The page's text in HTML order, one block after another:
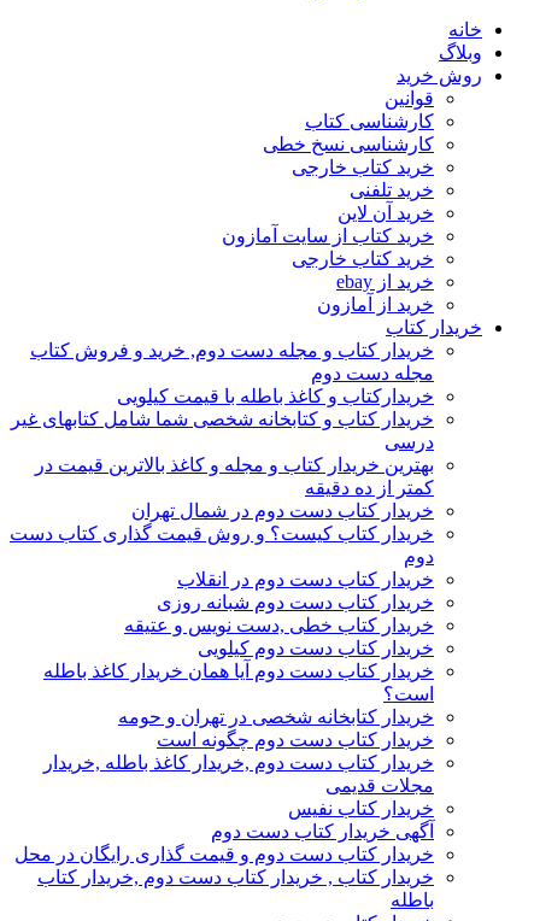
خانه
وبلاگ
روش خرید
قوانین
کارشناسی کتاب
کارشناسی نسخ خطی
خرید کتاب خارجی
خرید تلفنی
خرید آن لاین
خرید کتاب از سایت آمازون
خرید کتاب خارجی
خرید از ebay
خرید از آمازون
خریدار کتاب
خریدار کتاب و مجله دست دوم, خرید و فروش کتاب
مجله دست دوم
خریدارکتاب و کاغذ باطله با قیمت کیلویی
خریدار کتاب و کتابخانه شخصی شما شامل کتابهای غیر
درسی
بهترین خریدار کتاب و مجله و کاغذ بالاترین قیمت در
کمتر از ده دقیقه
خریدار کتاب دست دوم در شمال تهران
خریدار کتاب کیست؟ و روش قیمت گذاری کتاب دست
دوم
خریدار کتاب دست دوم در انقلاب
خریدار کتاب دست دوم شبانه روزی
خریدار کتاب خطی ,دست نویس و عتیقه
خریدار کتاب دست دوم کیلویی
خریدار کتاب دست دوم آیا همان خریدار کاغذ باطله
است؟
خریدار کتابخانه شخصی در تهران و حومه
خریدار کتاب دست دوم چگونه است
خریدار کتاب دست دوم ,خریدار کاغذ باطله ,خریدار
مجلات قدیمی
خریدار کتاب نفیس
آگهی خریدار کتاب دست دوم
خریدار کتاب دست دوم و قیمت گذاری رایگان در محل
خریدار کتاب , خریدار کتاب دست دوم ,خریدار کتاب
باطله